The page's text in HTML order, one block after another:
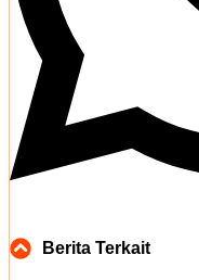
Berita Terkait